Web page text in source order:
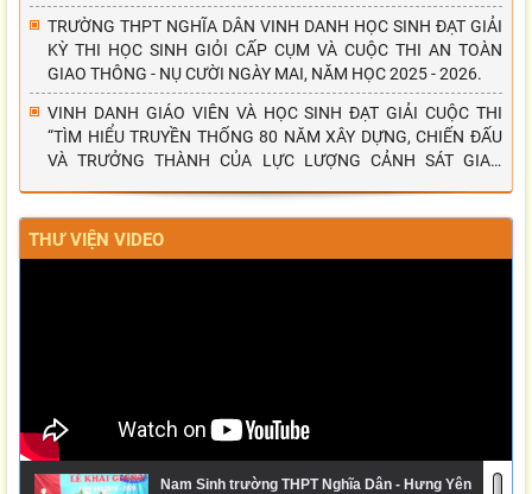
TRƯỜNG THPT NGHĨA DÂN VINH DANH HỌC SINH ĐẠT GIẢI
KỲ THI HỌC SINH GIỎI CẤP CỤM VÀ CUỘC THI AN TOÀN
GIAO THÔNG - NỤ CƯỜI NGÀY MAI, NĂM HỌC 2025 - 2026.
VINH DANH GIÁO VIÊN VÀ HỌC SINH ĐẠT GIẢI CUỘC THI
“TÌM HIỂU TRUYỀN THỐNG 80 NĂM XÂY DỰNG, CHIẾN ĐẤU
VÀ TRƯỞNG THÀNH CỦA LỰC LƯỢNG CẢNH SÁT GIAO
THƯ VIỆN VIDEO
Nam Sinh trường THPT Nghĩa Dân - Hưng Yên